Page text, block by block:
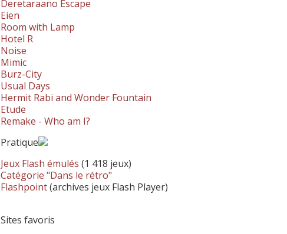
Deretaraano Escape
Eien
Room with Lamp
Hotel R
Noise
Mimic
Burz-City
Usual Days
Hermit Rabi and Wonder Fountain
Etude
Remake - Who am I?
Pratique
Jeux Flash émulés (1 418 jeux)
Catégorie "Dans le rétro"
Flashpoint(archives jeux Flash Player)
Sites favoris